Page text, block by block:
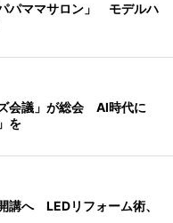
パママサロン」 モデルハ
会議」が総会 AI時代に
を
講へ LEDリフォーム術、